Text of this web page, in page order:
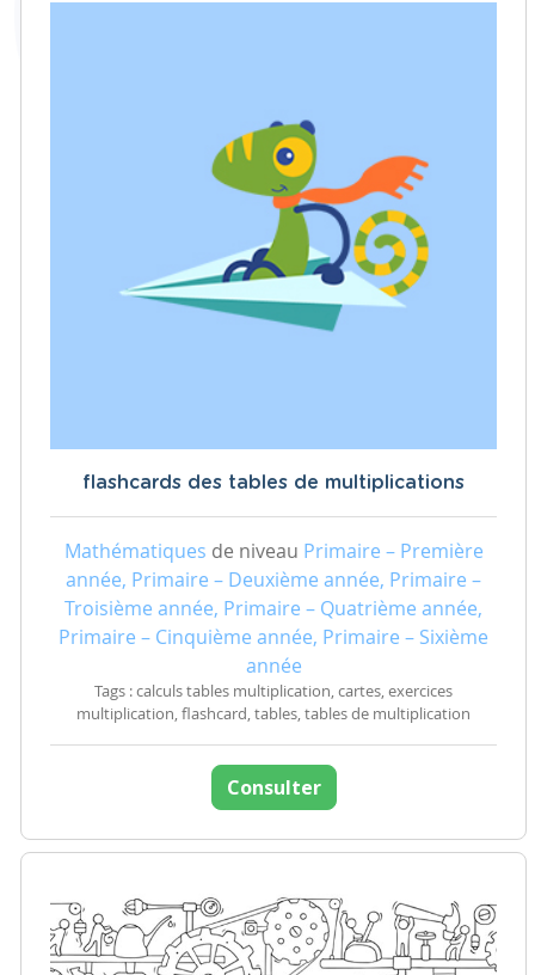
flashcards des tables de multiplications
Mathématiques de niveau Primaire – Première
année, Primaire – Deuxième année, Primaire –
Troisième année, Primaire – Quatrième année,
Primaire – Cinquième année, Primaire – Sixième
année
Tags : calculs tables multiplication, cartes, exercices
multiplication, flashcard, tables, tables de multiplication
Consulter